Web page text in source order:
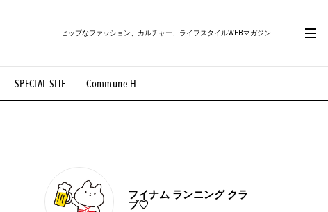
SPECIAL SITE Commune H
ヒップなファッション、カルチャー、ライフスタイルWEBマガジン
#路地裏てぃーん。 #MONTHLY JOURNAL
フイナム ランニング クラ
ブ♡